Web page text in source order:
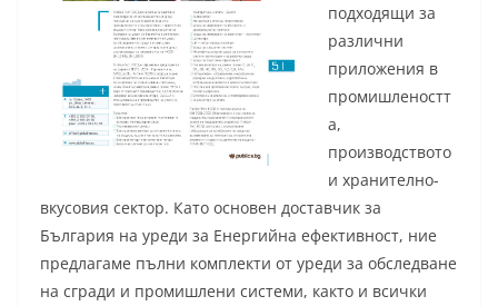
подходящи за
различни
приложения в
промишленостт
а,
производството
и хранително-
вкусовия сектор. Като основен доставчик за
България на уреди за Енергийна ефективност, ние
предлагаме пълни комплекти от уреди за обследване
на сгради и промишлени системи, както и всички